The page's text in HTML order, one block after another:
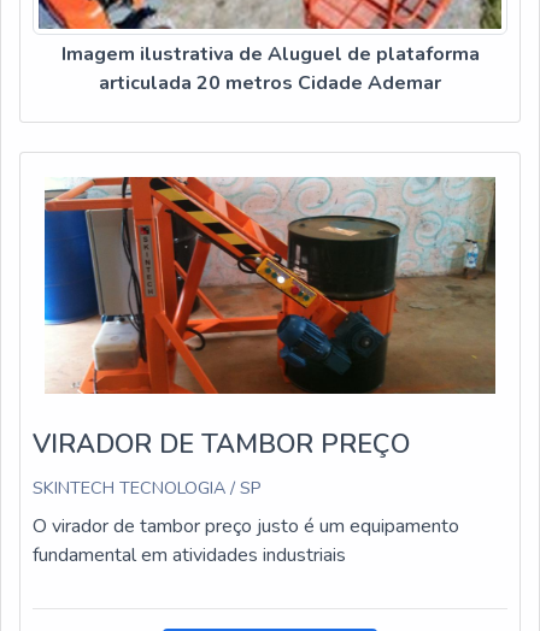
Imagem ilustrativa de Aluguel de plataforma
articulada 20 metros Cidade Ademar
VIRADOR DE TAMBOR PREÇO
SKINTECH TECNOLOGIA / SP
O virador de tambor preço justo é um equipamento
fundamental em atividades industriais